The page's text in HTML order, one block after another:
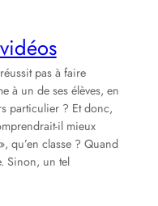
pas à faire
à un de ses élèves, en
particulier ? Et donc,
il mieux
qu’en classe ? Quand
Sinon, un tel